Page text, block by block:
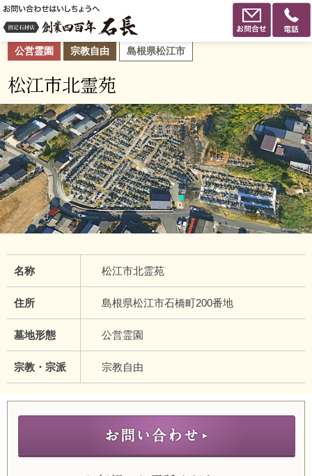
公営霊園 宗教自由 島根県松江市
松江市北霊苑
名称 松江市北霊苑
住所 島根県松江市石橋町200番地
墓地形態 公営霊園
宗教・宗派 宗教自由